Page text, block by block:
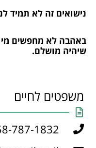
נישואים זה לא תמיד
באהבה לא מחפשים מי
שיהיה מושלם.
משפטים לחיים
787-1832